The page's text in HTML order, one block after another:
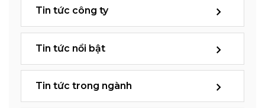
Tin tức công ty
Tin tức nổi bật
Tin tức trong ngành